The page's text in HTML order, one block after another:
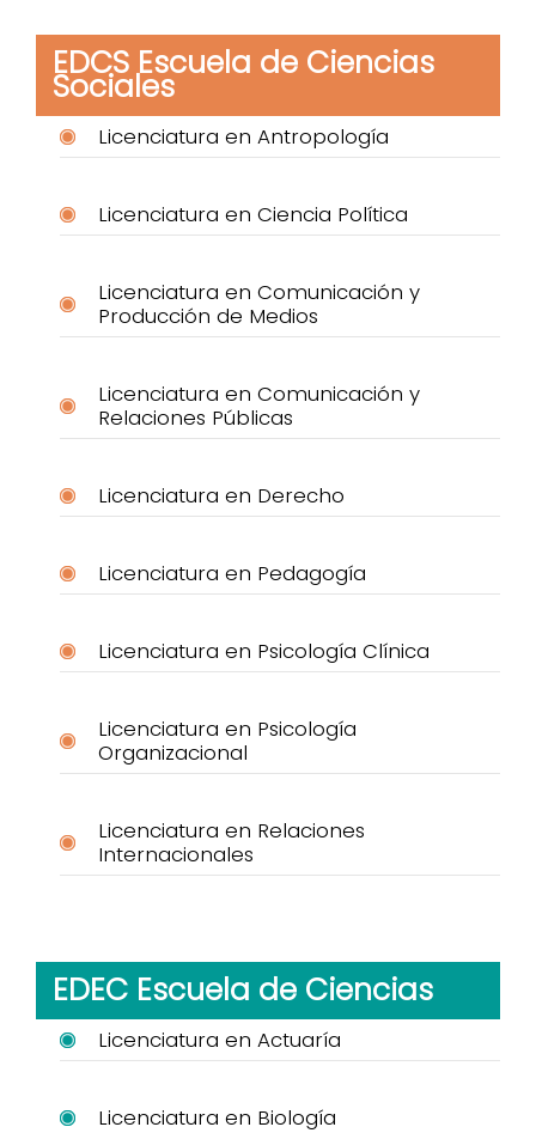
EDCS Escuela de Ciencias
Sociales
Licenciatura en Antropología
Licenciatura en Ciencia Política
Licenciatura en Comunicación y
Producción de Medios
Licenciatura en Comunicación y
Relaciones Públicas
Licenciatura en Derecho
Licenciatura en Pedagogía
Licenciatura en Psicología Clínica
Licenciatura en Psicología
Organizacional
Licenciatura en Relaciones
Internacionales
EDEC Escuela de Ciencias
Licenciatura en Actuaría
Licenciatura en Biología